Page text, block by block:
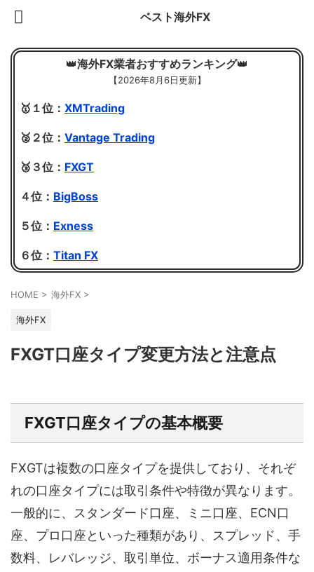
ベスト海外FX
👑海外FX業者おすすめランキング👑
【2026年8月6日更新】
🥇１位： XMTrading
🥈２位： Vantage Trading
🥉３位： FXGT
４位： BigBoss
５位： Exness
６位： Titan FX
HOME > 海外FX >
海外FX
FXGT口座タイプ変更方法と注意点
FXGT口座タイプの基本概要
FXGTは複数の口座タイプを提供しており、それぞ
れの口座タイプには取引条件や特徴が異なります。
一般的に、スタンダード口座、ミニ口座、ECN口
座、プロ口座といった種類があり、スプレッド、手
数料、レバレッジ、取引単位、ボーナス適用条件な